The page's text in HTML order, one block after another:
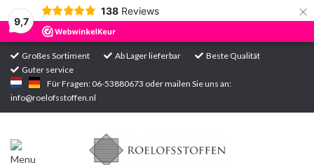
9,7
138 Reviews ×
Großes Sortiment Ab Lager lieferbar
Beste Qualität
Guter service
Für Fragen: 06-53880673 oder mailen Sie uns an:
info@roelofsstoffen.nl
Startseite
Sortiment